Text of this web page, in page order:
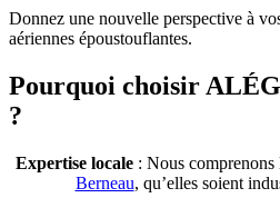
Donnez une nouvelle perspective à
aériennes époustouflantes.
Pourquoi choisir
?
Expertise locale : Nous comprenons
Berneau, qu’elles soient